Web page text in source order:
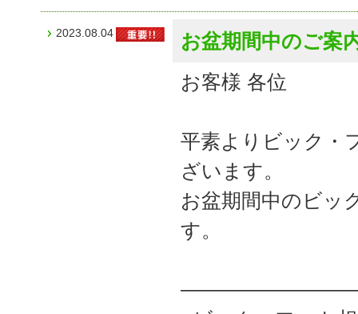
2023.08.04
お盆期間中のご案
お客様 各位
平素よりビック・
ざいます。
お盆期間中のビッ
す。